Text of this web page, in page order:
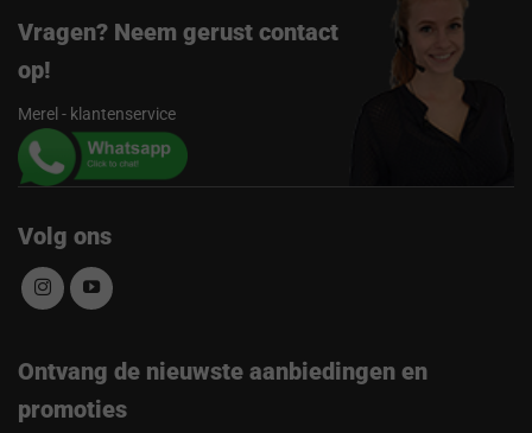
Vragen? Neem gerust contact
op!
Merel - klantenservice
Volg ons
Ontvang de nieuwste aanbiedingen en
promoties